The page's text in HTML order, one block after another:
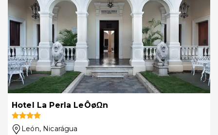
Hotel La Perla LeÔøΩn
León, Nicarágua